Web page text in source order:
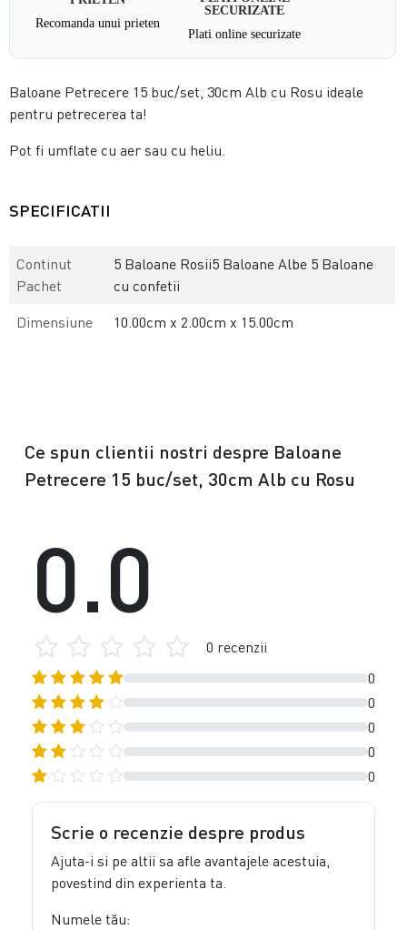
Recomanda unui prieten
SECURIZATE
Plati online securizate
Baloane Petrecere 15 buc/set, 30cm Alb cu Rosu ideale
pentru petrecerea ta!
Pot fi umflate cu aer sau cu heliu.
SPECIFICATII
Continut
Pachet
5 Baloane Rosii5 Baloane Albe 5 Baloane
cu confetii
Dimensiune
10.00cm x 2.00cm x 15.00cm
Ce spun clientii nostri despre Baloane
Petrecere 15 buc/set, 30cm Alb cu Rosu
0
0
0
0
0
0.0
0 recenzii
Scrie o recenzie despre produs
Ajuta-i si pe altii sa afle avantajele acestuia,
povestind din experienta ta.
Numele tău: